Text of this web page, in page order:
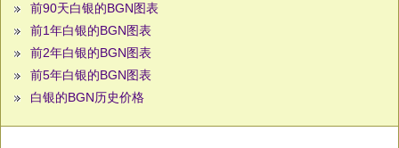
前90天白银的BGN图表
前1年白银的BGN图表
前2年白银的BGN图表
前5年白银的BGN图表
白银的BGN历史价格